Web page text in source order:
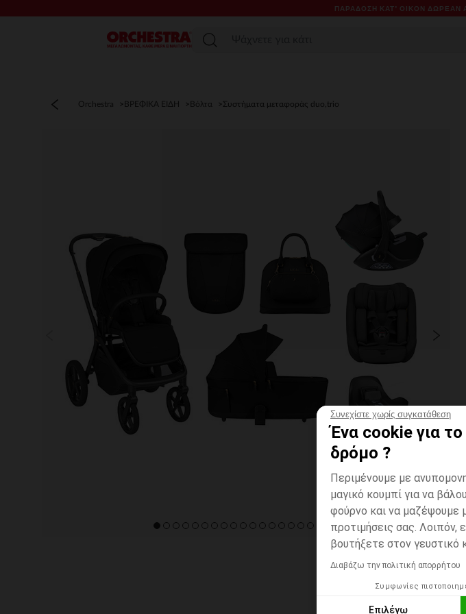
Συνεχίστε χωρίς συγκατάθεση
Ένα cookie για το
δρόμο ?
Περιμένουμε με
μαγικό κουμπί για να
φούρνο και να μαζέψουμε
προτιμήσεις σας. Λοιπόν,
βουτήξετε στον
Διαβάζω την πολιτική απορρήτου
Συμφωνίες
Επιλέγω
ΠΑΡΆΔΟΣΗ ΚΑΤ' ΟΊΚΟΝ ΔΩΡΕΑΝ
Μενού
Orchestra ΒΡΕΦΙΚΑ ΕΙΔΗ Βόλτα Συστήματα μεταφοράς duo,trio